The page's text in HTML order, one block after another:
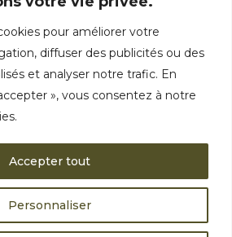
pour améliorer votre
diffuser des publicités ou des
et analyser notre trafic. En
», vous consentez à notre
Personnaliser
Accepter tout
ce dont
besoin
Motel Le Martinet
de confidentialité